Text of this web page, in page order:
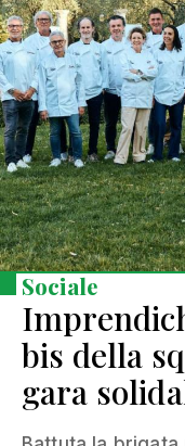
Sociale
bis della
gara